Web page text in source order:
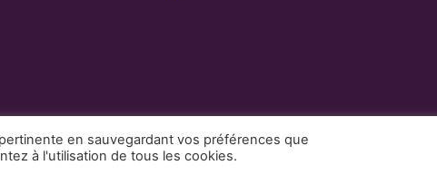
Contact
en sauvegardant vos préférences que
à l'utilisation de tous les cookies.